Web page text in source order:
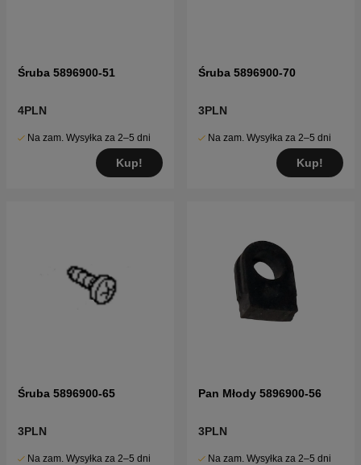
Śruba 5896900-51
4PLN
Na zam. Wysyłka za 2–5 dni
Kup!
Śruba 5896900-70
3PLN
Na zam. Wysyłka za 2–5 dni
Kup!
Śruba 5896900-65
3PLN
Na zam. Wysyłka za 2–5 dni
Pan Młody 5896900-56
3PLN
Na zam. Wysyłka za 2–5 dni